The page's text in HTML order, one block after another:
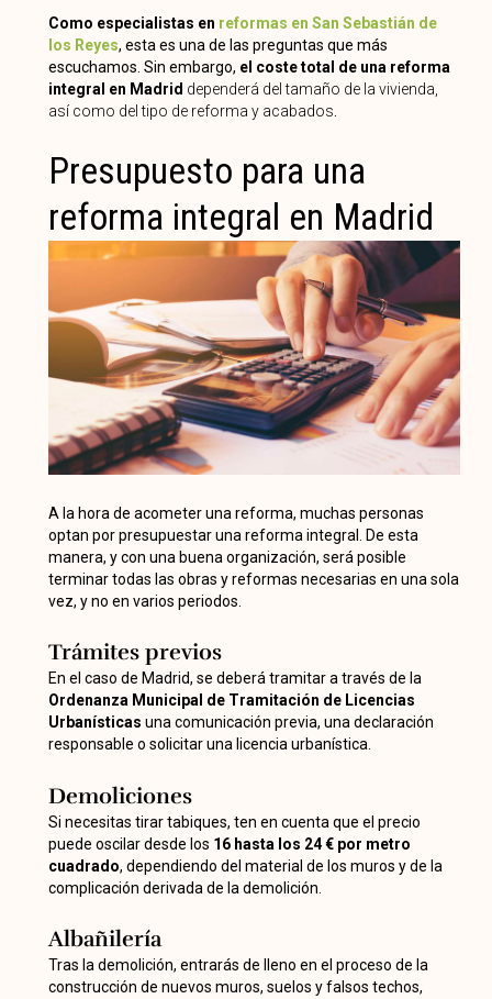
Como especialistas en reformas en San Sebastián de
los Reyes, esta es una de las preguntas que más
escuchamos. Sin embargo, el coste total de una reforma
integral en Madrid dependerá del tamaño de la vivienda,
así como del tipo de reforma y acabados
Presupuesto para una
reforma integral en Madrid
A la hora de acometer una reforma, muchas personas
optan por presupuestar una reforma integral. De esta
manera, y con una buena organización, será posible
terminar todas las obras y reformas necesarias en una sola
vez, y no en varios periodos.
Trámites previos
En el caso de Madrid, se deberá tramitar a través de la
Ordenanza Municipal de Tramitación de Licencias
Urbanísticas una comunicación previa, una declaración
responsable o solicitar una licencia urbanística.
Demoliciones
Si necesitas tirar tabiques, ten en cuenta que el precio
puede oscilar desde los 16 hasta los 24 € por metro
cuadrado, dependiendo del material de los muros y de la
complicación derivada de la demolición.
Albañilería
Tras la demolición, entrarás de lleno en el proceso de la
construcción de nuevos muros, suelos y falsos techos,